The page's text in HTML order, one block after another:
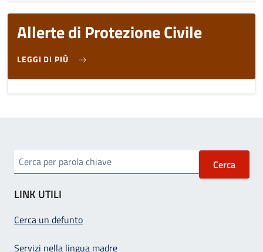
Allerte di Protezione Civile
LEGGI DI PIÙSU ALLERTE DI PROTEZIONE CIVILE
Cerca per parola chiave
LINK UTILI
Cerca un defunto
Servizi nella lingua madre